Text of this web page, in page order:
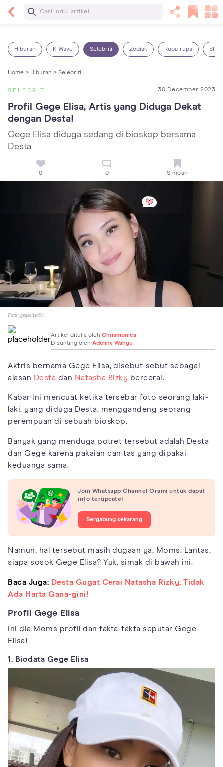
Baca Selanjutnya
Hiburan K-Wave Selebriti Zodiak Rupa-rupa
Home > Hiburan > Selebriti
SELEBRITI 30 December 2023
Profil Gege Elisa, Artis yang Diduga Dekat
dengan Desta!
Gege Elisa diduga sedang di bioskop bersama
Desta
0 0 Simpan
Foto: gegeelisa94
Artikel ditulis oleh Chrismonica
Disunting oleh Adeline Wahyu
Aktris bernama Gege Elisa, disebut-sebut sebagai
alasan Desta dan Natasha Rizky bercerai.
Kabar ini mencuat ketika tersebar foto seorang laki-
laki, yang diduga Desta, menggandeng seorang
perempuan di sebuah bioskop.
Banyak yang menduga potret tersebut adalah Desta
dan Gege karena pakaian dan tas yang dipakai
keduanya sama.
Join Whatsapp Channel Orami untuk dapat
info terupdate!
Bergabung sekarang
Namun, hal tersebut masih dugaan ya, Moms. Lantas,
siapa sosok Gege Elisa? Yuk, simak di bawah ini.
Baca Juga: Desta Gugat Cerai Natasha Rizky, Tidak
Ada Harta Gana-gini!
Profil Gege Elisa
Ini dia Moms profil dan fakta-fakta seputar Gege
Elisa!
1. Biodata Gege Elisa